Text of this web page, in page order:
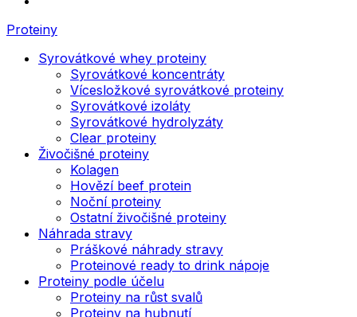
Proteiny
Syrovátkové whey proteiny
Syrovátkové koncentráty
Vícesložkové syrovátkové proteiny
Syrovátkové izoláty
Syrovátkové hydrolyzáty
Clear proteiny
Živočišné proteiny
Kolagen
Hovězí beef protein
Noční proteiny
Ostatní živočišné proteiny
Náhrada stravy
Práškové náhrady stravy
Proteinové ready to drink nápoje
Proteiny podle účelu
Proteiny na růst svalů
Proteiny na hubnutí